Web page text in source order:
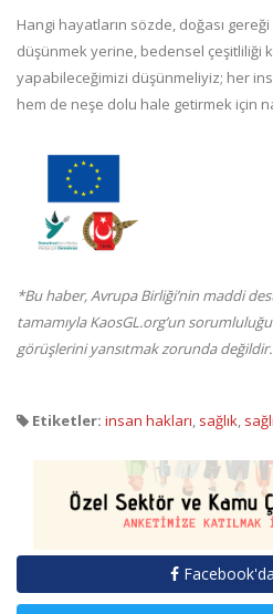
Hangi hayatların sözde, doğası
düşünmek yerine, bedensel çeşitliliği
yapabileceğimizi düşünmeliyiz; her
hem de neşe dolu hale getirmek için
*Bu haber, Avrupa Birliği’nin maddi
tamamıyla KaosGL.org’un
görüşlerini yansıtmak zorunda değildir.
Etiketler: insan hakları, sağlık,